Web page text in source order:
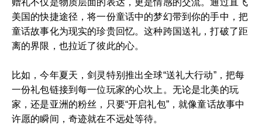
美国的快捷途径，将一份童话中的梦幻带到你的手中，把
童话故事化为现实的珍贵回忆。这种跨国送礼，打破了距
离的界限，也拉近了彼此的心。
比如，今年夏天，剑灵特别推出全球“送礼大行动”，把每
一份礼包链接到每一位玩家的心坎上。无论是北美的玩
家，还是亚洲的粉丝，只要“开启礼包”，就像童话故事中
许愿的瞬间，奇迹就在不远处等待。